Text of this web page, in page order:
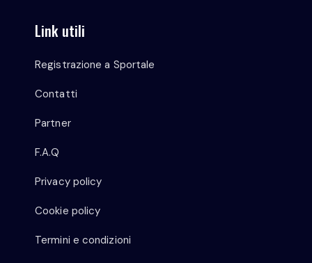
Link utili
Registrazione a Sportale
Contatti
Partner
F.A.Q
Privacy policy
Cookie policy
Termini e condizioni